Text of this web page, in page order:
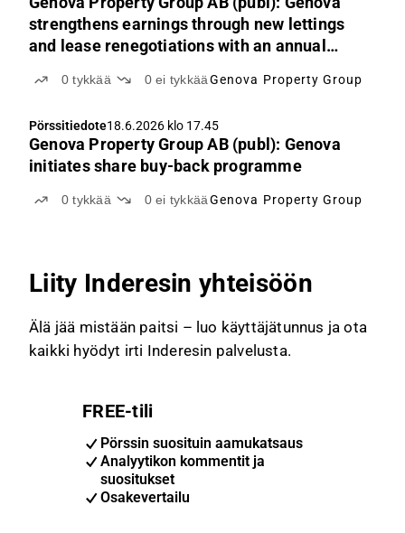
strengthens earnings through new lettings
and lease renegotiations with an annual
0tykkää 0ei tykkääGenova Property Group
Pörssitiedote18.6.2026 klo 17.45
Genova Property Group AB (publ): Genova
initiates share buy-back programme
0tykkää 0ei tykkääGenova Property Group
Liity Inderesin yhteisöön
Älä jää mistään paitsi – luo käyttäjätunnus ja ota
kaikki hyödyt irti Inderesin palvelusta.
FREE-tili
Pörssin suosituin aamukatsaus
Analyytikon kommentit ja
suositukset
Osakevertailu